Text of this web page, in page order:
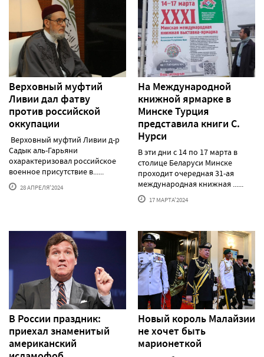
Верховный муфтий
Ливии дал фатву
против российской
оккупации
Верховный муфтий Ливии д-р
Садык аль-Гарьяни
охарактеризовал российское
военное присутствие в......
28 АПРЕЛЯ'2024
На Международной
книжной ярмарке в
Минске Турция
представила книги С.
Нурси
В эти дни с 14 по 17 марта в
столице Беларуси Минске
проходит очередная 31-ая
международная книжная ......
17 МАРТА'2024
В России праздник:
приехал знаменитый
американский
Новый король Малайзии
не хочет быть
марионеткой